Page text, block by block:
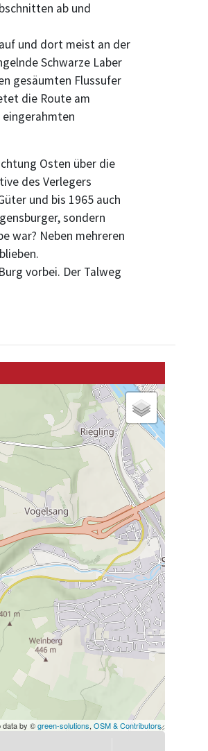
ab und
und dort meist an der
Schwarze Laber
gesäumten Flussufer
die Route am
Osten über die
des Verlegers
und bis 1965 auch
sondern
war? Neben mehreren
vorbei. Der Talweg
data by ©green-solutions, OSM & Contributors